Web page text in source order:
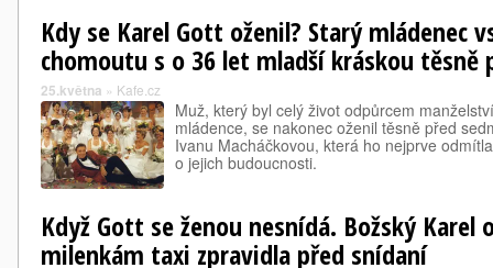
Kdy se Karel Gott oženil? Starý mládenec
chomoutu s o 36 let mladší kráskou těsně
25.května » Kafe.cz
Muž, který byl celý život odpůrcem
mládence, se nakonec oženil těsně před
Ivanu Macháčkovou, která ho nejprve
o jejich budoucnosti.
Když Gott se ženou nesnídá. Božský Karel
milenkám taxi zpravidla před snídaní